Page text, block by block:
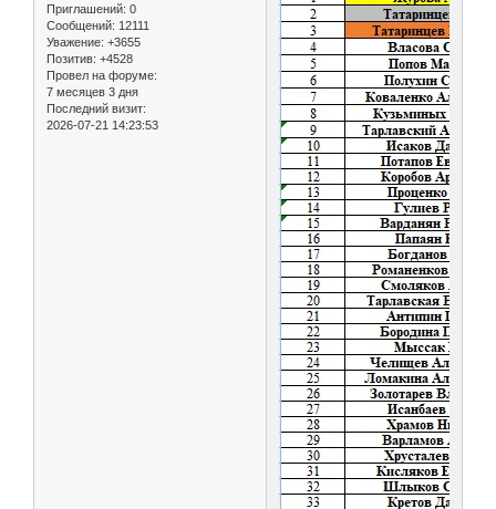
Приглашений: 0
Сообщений: 12111
Уважение: +3655
Позитив: +4528
Провел на форуме:
7 месяцев 3 дня
Последний визит:
2026-07-21 14:23:53